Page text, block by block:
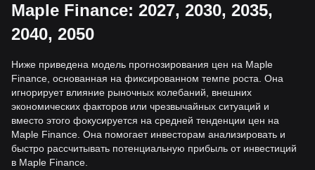
Maple Finance: 2027, 2030, 2035,
2040, 2050
Ниже приведена модель прогнозирования цен на Maple
Finance, основанная на фиксированном темпе роста. Она
игнорирует влияние рыночных колебаний, внешних
экономических факторов или чрезвычайных ситуаций и
вместо этого фокусируется на средней тенденции цен на
Maple Finance. Она помогает инвесторам анализировать и
быстро рассчитывать потенциальную прибыль от инвестиций
в Maple Finance.